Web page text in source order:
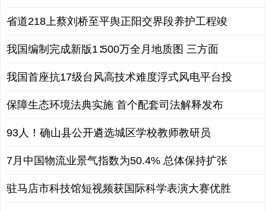
省道218上蔡刘桥至平舆正阳交界段养护工程竣
我国编制完成新版1∶500万全月地质图 三方面
我国首座抗17级台风高技术难度浮式风电平台投
保障生态环境法典实施 首个配套司法解释发布
93人！确山县公开遴选城区学校教师教研员
7月中国物流业景气指数为50.4% 总体保持扩张
驻马店市科技馆短视频获国际科学表演大赛优胜